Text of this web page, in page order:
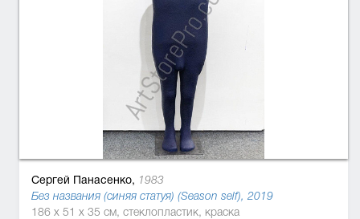
Сергей Панасенко, 1983
Без названия (синяя статуя) (Season self), 2019
186 x 51 x 35 см, стеклопластик, краска